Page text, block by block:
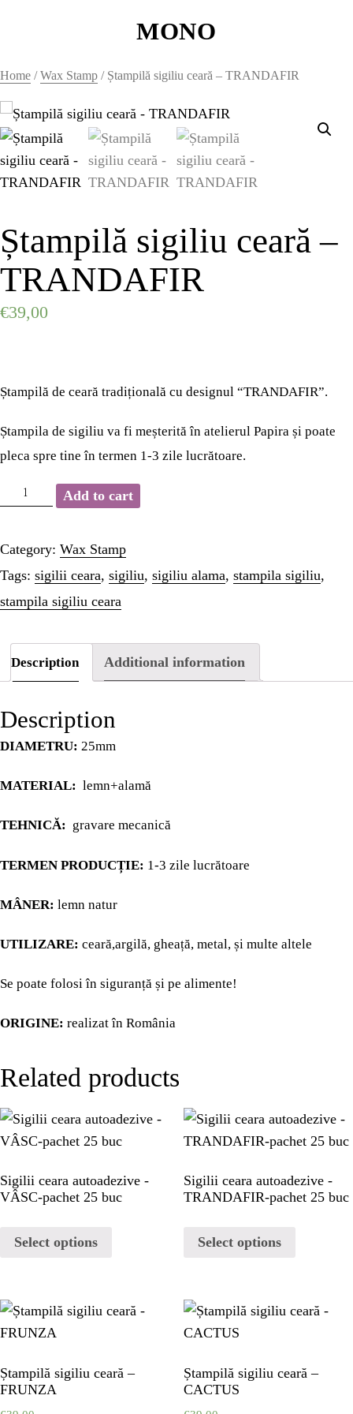
MONO
MONO
WAX SEALS
HOME
HOME
STATIONERY
PAGES
CHECKOUT
PORTFOLIO
Home /Wax Stamp / Ștampilă sigiliu ceară – TRANDAFIR
Ștampilă sigiliu ceară –
TRANDAFIR
€39,00
Ștampilă de ceară tradițională cu designul “TRANDAFIR”.
Ștampila de sigiliu va fi meșterită în atelierul Papira și poate
pleca spre tine în termen 1-3 zile lucrătoare.
Ștampilă
ceară
quantity
Add to cart
Category: Wax Stamp
Tags: sigilii ceara, sigiliu, sigiliu alama, stampila sigiliu,
stampila sigiliu ceara
Description Additional information
Description
DIAMETRU: 25mm
MATERIAL: lemn+alamă
TEHNICĂ: gravare mecanică
TERMEN PRODUCȚIE: 1-3 zile lucrătoare
MÂNER: lemn natur
UTILIZARE: ceară,argilă, gheață, metal, și multe altele
Se poate folosi în siguranță și pe alimente!
ORIGINE: realizat în România
Related products
Sigilii ceara autoadezive -
VÂSC-pachet 25 buc
Select options
Sigilii ceara autoadezive -
TRANDAFIR-pachet 25 buc
Select options
Ștampilă sigiliu ceară –
FRUNZA
Ștampilă sigiliu ceară –
CACTUS